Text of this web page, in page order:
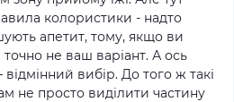
колористики - надто
апетит, тому, якщо ви
не ваш варіант. А ось
відмінний вибір. До того ж такі
не просто виділити частину